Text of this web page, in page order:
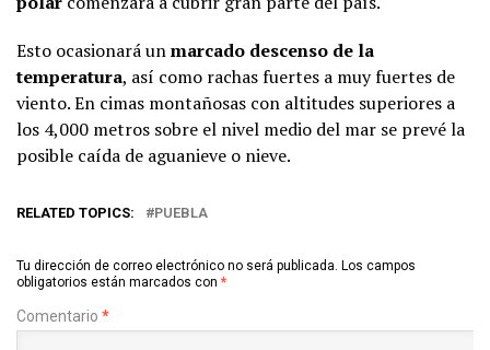
Esto ocasionará unmarcado descenso de la
temperatura, así como rachas fuertes a muy fuertes de
viento. En cimas montañosas con altitudes superiores a
los 4,000 metros sobre el nivel medio del mar se prevé la
posible caída de aguanieve o nieve.
RELATED TOPICS: PUEBLA
Tu dirección de correo electrónico no será publicada. Los campos
obligatorios están marcados con *
Comentario *